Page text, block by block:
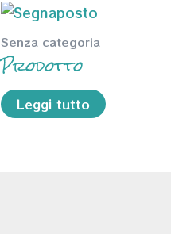
Senza categoria
Prodotto
Leggi tutto